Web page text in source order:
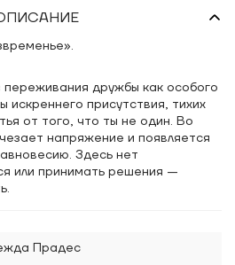
Прадес
дружбы как особого
присутствия, тихих
от того, что ты не один. Во
напряжение и появляется
Здесь нет
или принимать решения —